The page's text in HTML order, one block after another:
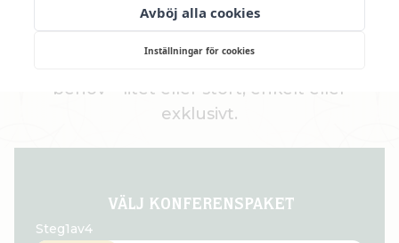
Avböj alla cookies
Inställningar för cookies
vill bolla idéer, är ni varmt välkomna att höra
behov – litet eller stort, enkelt eller
exklusivt.
Steg1av4
- VÄLJ KONFERENSPAKET